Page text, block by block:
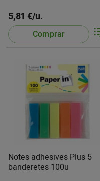
5,81 €/u.
Comprar
Notes adhesives Plus 5
banderetes 100u